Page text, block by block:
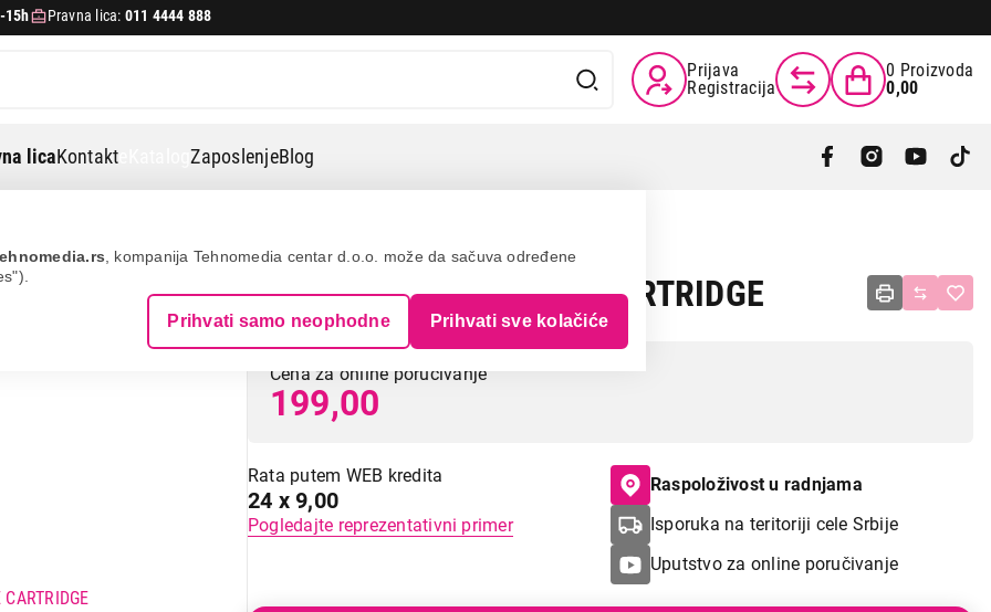
, kompanija Tehnomedia centar d.o.o. može da sačuva određene
Prihvati samo neophodne Prihvati sve kolačiće
15h Pravna lica: 011 4444 888
Prijava
Registracija
0 Proizvoda
0,00
licaKontakt eKatalogZaposlenjeBlog
ANTARTICA PIKNIK ICE CARTRIDGE
Cena za online poručivanje
199,00
Rata putem WEB kredita
24 x 9,00
Pogledajte reprezentativni primer
Raspoloživost u radnjama
Isporuka na teritoriji cele Srbije
Uputstvo za online poručivanje